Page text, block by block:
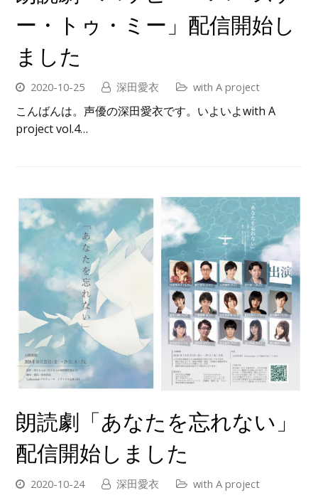
ー・トゥ・ミー」配信開始し
ました
2020-10-25 深田愛衣 with A project
こんばんは。声優の深田愛衣です。いよいよwith A
project vol.4…
朗読劇「あなたを忘れない」
配信開始しました
2020-10-24 深田愛衣 with A project